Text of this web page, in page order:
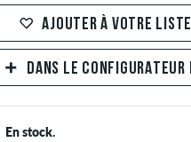
AJOUTER À VOTRE
DANS LE CONFIGURATEUR
En stock.